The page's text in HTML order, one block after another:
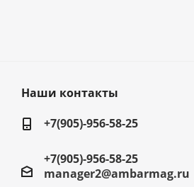
Наши контакты
+7(905)-956-58-25
+7(905)-956-58-25
manager2@ambarmag.ru